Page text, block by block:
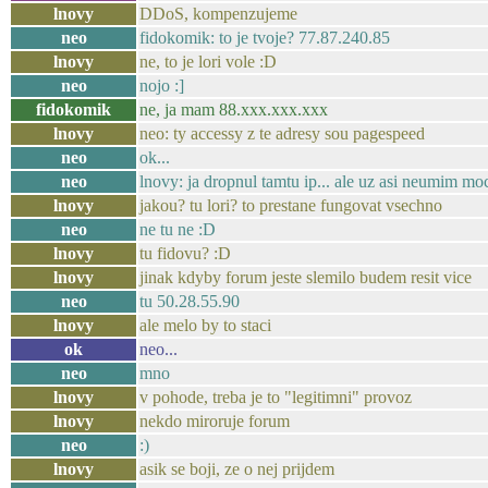
lnovy
DDoS, kompenzujeme
neo
fidokomik: to je tvoje? 77.87.240.85
lnovy
ne, to je lori vole :D
neo
nojo :]
fidokomik
ne, ja mam 88.xxx.xxx.xxx
lnovy
neo: ty accessy z te adresy sou pagespeed
neo
ok...
neo
lnovy: ja dropnul tamtu ip... ale uz asi neumim
lnovy
jakou? tu lori? to prestane fungovat vsechno
neo
ne tu ne :D
lnovy
tu fidovu? :D
lnovy
jinak kdyby forum jeste slemilo budem resit vice
neo
tu 50.28.55.90
lnovy
ale melo by to staci
ok
neo...
neo
mno
lnovy
v pohode, treba je to "legitimni" provoz
lnovy
nekdo miroruje forum
neo
:)
lnovy
asik se boji, ze o nej prijdem